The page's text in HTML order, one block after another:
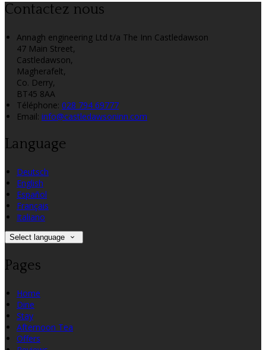
Contactez nous
Annagh engineering Ltd t/a The Inn Castledawson
47 Main Street,
Castledawson,
Magherafelt,
Co. Derry,
BT45 8AA
Téléphone: 028 794 69777
Email: info@castledawsoninn.com
Language
Deutsch
English
Español
Français
Italiano
Select language
Pages
Home
Dine
Stay
Afternoon Tea
Offers